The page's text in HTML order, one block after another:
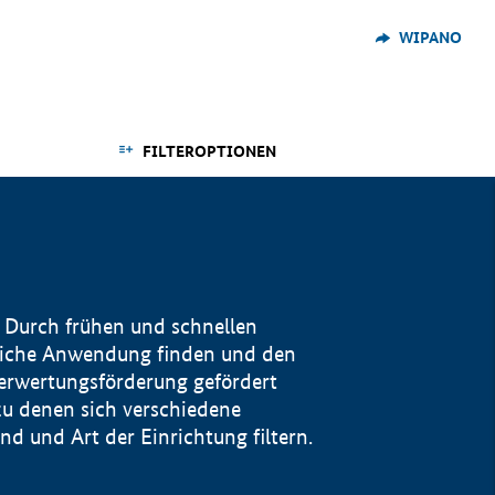
WIPANO
FILTEROPTIONEN
frühen und schnellen
Anwendung finden und den
gefördert
denen sich verschiedene
und Art der Einrichtung filtern.